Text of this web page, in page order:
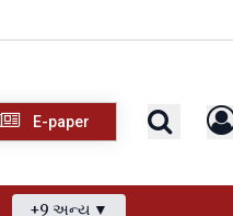
E-paper
+9 અન્ય ▼